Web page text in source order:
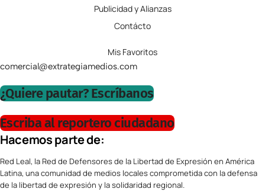
Publicidad y Alianzas
Contácto
Mis Favoritos
comercial@extrategiamedios.com
¿Quiere pautar? Escríbanos
Escriba al reportero ciudadano
Hacemos parte de:
Red Leal, la Red de Defensores de la Libertad de Expresión en América
Latina, una comunidad de medios locales comprometida con la defensa
de la libertad de expresión y la solidaridad regional.